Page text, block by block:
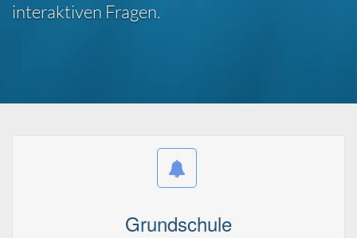
interaktiven Fragen.
Grundschule